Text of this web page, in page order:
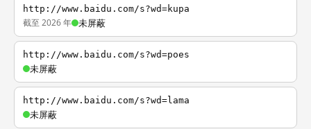
http://www.baidu.com/s?wd=kupa
截至 2026 年 未屏蔽
http://www.baidu.com/s?wd=poes
未屏蔽
http://www.baidu.com/s?wd=lama
未屏蔽